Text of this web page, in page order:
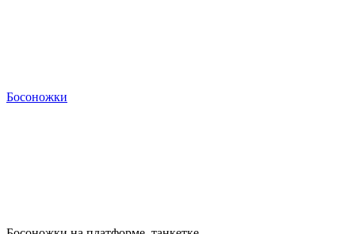
Босоножки